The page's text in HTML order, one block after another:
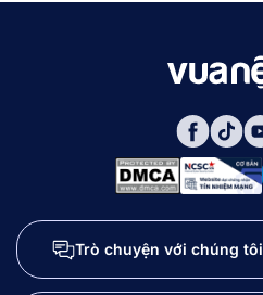
Trò chuyện với chúng tôi